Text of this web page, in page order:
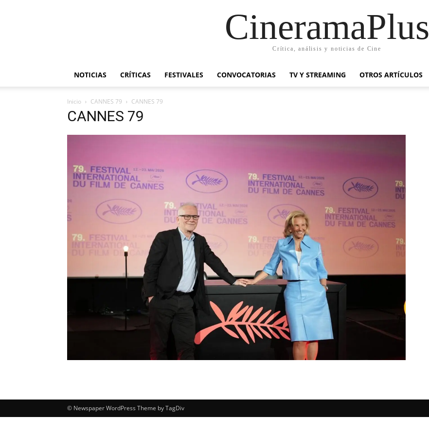
CineramaPlus
Crítica, análisis y noticias de Cine
NOTICIAS CRÍTICAS FESTIVALES CONVOCATORIAS TV Y STREAMING OTROS ARTÍCULOS
Inicio CANNES 79 CANNES 79
CANNES 79
© Newspaper WordPress Theme by TagDiv